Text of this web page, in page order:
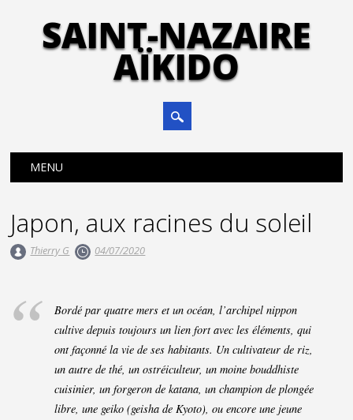
SAINT-NAZAIRE
AÏKIDO
Main menu
Skip
to
MENU
Japon, aux racines du soleil
Thierry G 04/07/2020
Bordé par quatre mers et un océan, l’archipel nippon
cultive depuis toujours un lien fort avec les éléments, qui
ont façonné la vie de ses habitants. Un cultivateur de riz,
un autre de thé, un ostréiculteur, un moine bouddhiste
cuisinier, un forgeron de katana, un champion de plongée
libre, une geiko (geisha de Kyoto), ou encore une jeune